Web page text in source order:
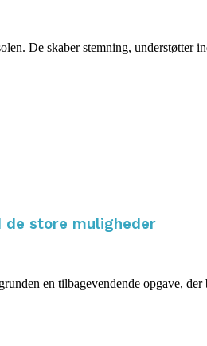
De skaber stemning,
de store muligheder
en tilbagevendende opgave,